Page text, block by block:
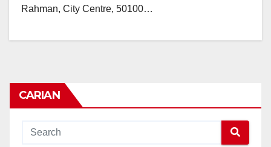
Rahman, City Centre, 50100…
CARIAN